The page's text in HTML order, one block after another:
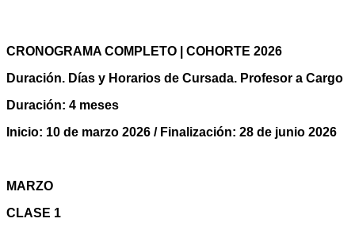
CRONOGRAMA COMPLETO | COHORTE 2026
Duración. Días y Horarios de Cursada. Profesor a Cargo
Duración: 4 meses
Inicio: 10 de marzo 2026 / Finalización: 28 de junio 2026
MARZO
CLASE 1